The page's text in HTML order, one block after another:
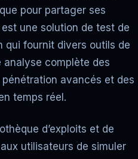
pour partager ses
une solution de test de
qui fournit divers outils de
complète des
avancés et des
temps réel.
d’exploits et de
utilisateurs de simuler